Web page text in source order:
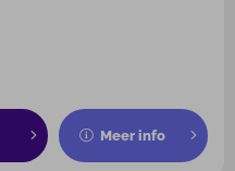
Meer info